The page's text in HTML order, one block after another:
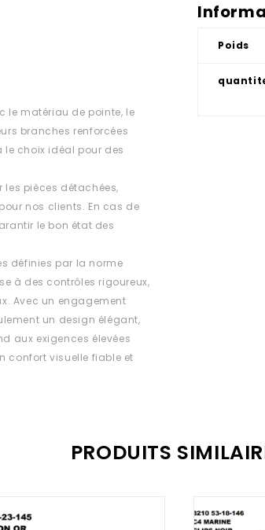
le matériau de pointe, le
branches renforcées
le choix idéal pour des
les pièces détachées,
nos clients. En cas de
le bon état des
définies par la norme
à des contrôles rigoureux,
Avec un engagement
un design élégant,
aux exigences élevées
confort visuelle fiable et
Poids
PRODUITS